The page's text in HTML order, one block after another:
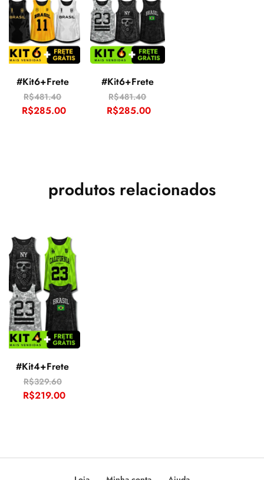
Fivestars BraOld
BrasilStamp
Gladiator Warriors CircleBraMini
#Kit6+Frete
R$481.40
R$285.00
#Kit6+Frete
R$481.40
R$285.00
produtos relacionados
#Kit4+Frete
R$329.60
R$219.00